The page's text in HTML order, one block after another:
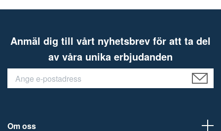
Anmäl dig till vårt nyhetsbrev för att ta del
av våra unika erbjudanden
Om oss